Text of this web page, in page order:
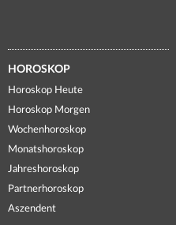
HOROSKOP
Horoskop Heute
Horoskop Morgen
Wochenhoroskop
Monatshoroskop
Jahreshoroskop
Partnerhoroskop
Aszendent